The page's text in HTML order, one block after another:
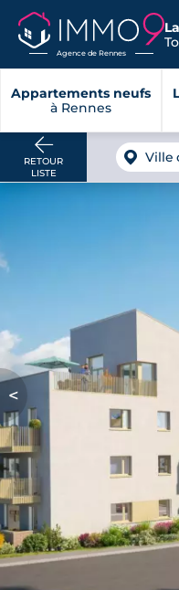
Agence de Rennes
Appartements neufs
à Rennes
RETOUR
LISTE
Ville
<